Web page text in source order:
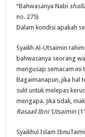
“Bahwasanya Nabi
no. 275)
Dalam kondisi apakah
Syaikh Al-Utsaimin
bahwasanya seorang
mengusap semacam
Bagaimanapun, jika hal
sulit untuk melepas
mengapa. Jika tidak,
Rasaail Ibni ‘Utsaimin
Syaikhul Islam